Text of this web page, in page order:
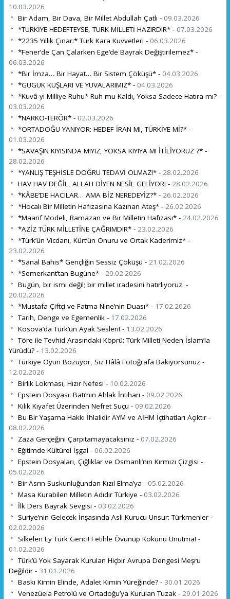
10.03.2026
Bir Adam, Bir Dava, Bir Millet Abdullah Çatlı - 09.03.2026
*TÜRKİYE HEDEFTEYSE, TÜRK MİLLETİ HAZIRDIR* - 07.03.2026
*2235 Yıllık Çınar:* Türk Kara Kuvvetleri - 06.03.2026
*Fener’de Çan Çalarken Ege’de Bayrak Değiştirilemez* -
06.03.2026
*Bir İmza… Bir Hayat… Bir Sistem Çöküşü* - 04.03.2026
*GUGUK KUŞLARI VE YUVALARIMIZ* - 04.03.2026
*Kuvâ-yi Milliye Ruhu* Ruh mu Kaldı, Yoksa Sadece Hatıra mı? -
03.03.2026
*NARKO-TERÖR* - 02.03.2026
*ORTADOĞU YANIYOR: HEDEF İRAN MI, TÜRKİYE Mİ?* -
01.03.2026
*SAVAŞIN KIYISINDA MIYIZ, YOKSA KIYIYA MI İTİLİYORUZ ?* -
28.02.2026
*YANLIŞ TEŞHİSLE DOĞRU TEDAVİ OLMAZ!* - 28.02.2026
HAV HAV DEĞİL, ALLAH DİYEN NESİL GELİYOR! - 28.02.2026
*KÂBE’DE HACILAR… AMA BİZ NEREDEYİZ?* - 26.02.2026
*Hocalı Bir Milletin Hafızasına Kazınan Ateş* - 26.02.2026
*Maarif Modeli, Ramazan ve Bir Milletin Hafızası* - 24.02.2026
*AZİZ TÜRK MİLLETİNE ÇAĞRIMDIR* - 23.02.2026
*Türk’ün Vicdanı, Kürt’ün Onuru ve Ortak Kaderimiz* -
23.02.2026
*Sanal Bahis* Gençliğin Sessiz Çöküşü - 21.02.2026
*Semerkant’tan Bugüne* - 20.02.2026
Bugün, bir ismi değil; bir millet iradesini hatırlıyoruz. -
20.02.2026
*Mustafa Çiftçi ve Fatma Nine’nin Duası* - 17.02.2026
Tarih, Denge ve Egemenlik - 17.02.2026
Kosova’da Türk’ün Ayak Sesleri! - 13.02.2026
Töre ile Tevhid Arasındaki Köprü: Türk Milleti Neden İslam’la
Yürüdü? - 13.02.2026
Türkiye Oyun Bozuyor, Siz Hâlâ Fotoğrafa Bakıyorsunuz -
12.02.2026
Birlik Lokması, Hızır Nefesi - 10.02.2026
Epstein Dosyası: Batı’nın Ahlak İntiharı - 09.02.2026
Kılık Kıyafet Üzerinden Nefret Suçu - 09.02.2026
Bu Bir Yaşama Hakkı İhlalidir AYM ve AİHM İçtihatları Açıktır -
08.02.2026
Zaza Gerçeğini Çarpıtamayacaksınız - 07.02.2026
Eğitimde Kültürel İşgal - 06.02.2026
Epstein Dosyaları, Çığlıklar ve Osmanlı’nın Kırmızı Çizgisi -
05.02.2026
Bir Asrın Suskunluğundan Kızıl Elma’ya - 05.02.2026
Masa Kurabilen Milletin Adıdır Türkiye - 03.02.2026
İlk Ders Bayrak Sevgisi - 03.02.2026
Suriye’nin Gelecek İnşasında Asli Kurucu Unsur: Türkmenler -
02.02.2026
Silkelen Ey Türk Genci! Fetihle Övünüp Kökünü Unutma! -
01.02.2026
Türk’ü Yok Sayarak Kurulan Hiçbir Avrupa Dengesi Meşru
Değildir - 31.01.2026
Baskı Kimin Elinde, Adalet Kimin Yüreğinde? - 30.01.2026
Venezüela Petrolü ve Ortadoğu’ya Kurulan Tuzak - 29.01.2026